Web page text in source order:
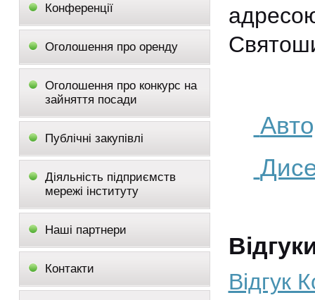
Конференції
Оголошення про оренду
Оголошення про конкурс на
зайняття посади
Публічні закупівлі
Діяльність підприємств
мережі інституту
Наші партнери
Контакти
Відгук